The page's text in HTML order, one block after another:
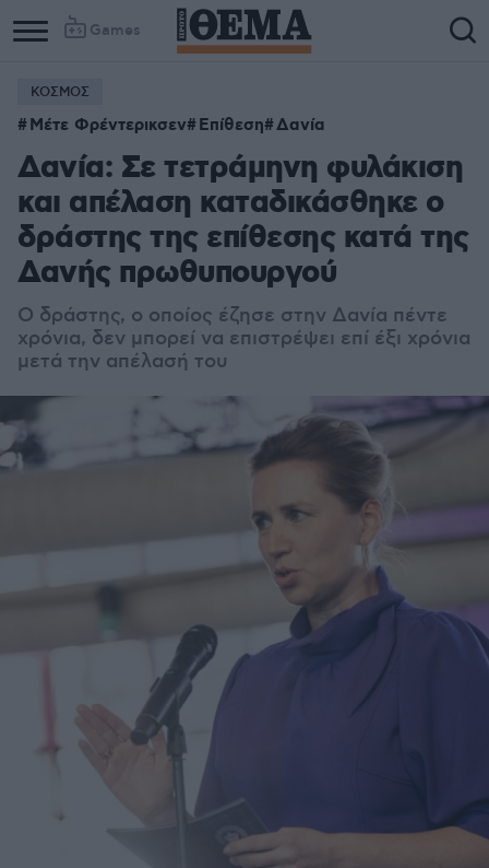
Games
ΚΟΣΜΟΣ
Μέτε Φρέντερικσεν Επίθεση Δανία
Δανία: Σε τετράμηνη φυλάκιση
και απέλαση καταδικάσθηκε ο
δράστης της επίθεσης κατά της
Δανής πρωθυπουργού
Ο δράστης, ο οποίος έζησε στην Δανία πέντε
χρόνια, δεν μπορεί να επιστρέψει επί έξι χρόνια
μετά την απέλασή του